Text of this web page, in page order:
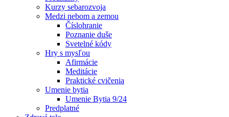
Kurzy sebarozvoja
Medzi nebom a zemou
Číslohranie
Poznanie duše
Svetelné kódy
Hry s mysľou
Afirmácie
Meditácie
Praktické cvičenia
Umenie bytia
Umenie Bytia 9/24
Predplatné